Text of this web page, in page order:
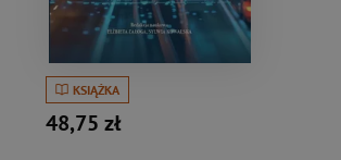
KSIĄŻKA
48,75 zł